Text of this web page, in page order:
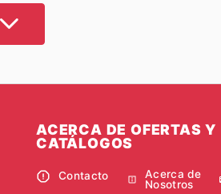
mimar a nuestros fieles
por alternativas de calidad
las principales tiendas de
y compara precios fácilmente en
todas las
más ventajosas.
ACERCA DE OFERTAS Y
CATÁLOGOS
Contacto
Acerca de
Nosotros